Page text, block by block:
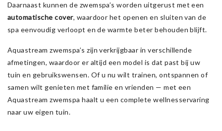
Daarnaast kunnen de zwemspa’s worden uitgerust met een
automatische cover, waardoor het openen en sluiten van de
spa eenvoudig verloopt en de warmte beter behouden blijft.
Aquastream zwemspa’s zijn verkrijgbaar in verschillende
afmetingen, waardoor er altijd een model is dat past bij uw
tuin en gebruikswensen. Of u nu wilt trainen, ontspannen of
samen wilt genieten met familie en vrienden — met een
Aquastream zwemspa haalt u een complete wellnesservaring
naar uw eigen tuin.